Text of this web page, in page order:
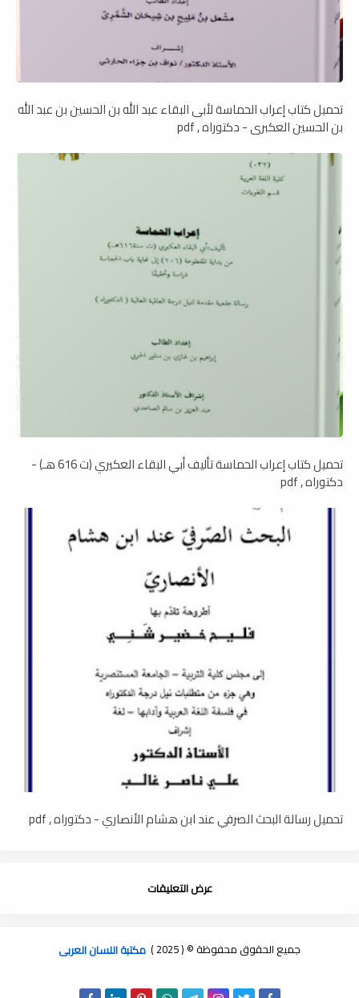
تحميل كتاب إعراب الحماسة لأبى البقاء عبد الله بن الحسين بن عبد الله
بن الحسين العكبرى - دكتوراه , pdf
تحميل كتاب إعراب الحماسة تأليف أبي البقاء العكيري (ت 616 هـ) -
دكتوراه , pdf
تحميل رسالة البحث الصرفي عند ابن هشام الأنصاري - دكتوراه , pdf
عرض التعليقات
جميع الحقوق محفوظة © ( 2025 ) مكتبة اللسان العربى